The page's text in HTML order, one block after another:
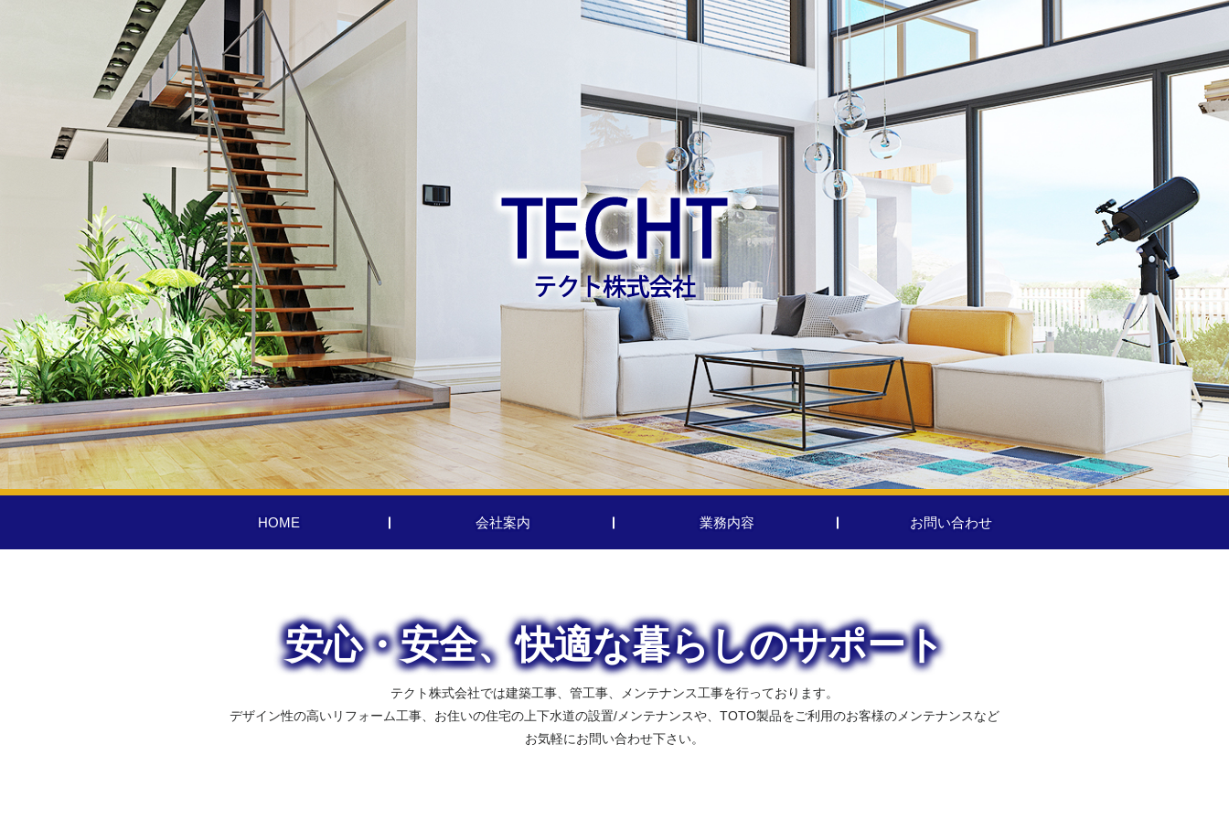
HOME 会社案内 業務内容 お問い合わせ
安心・安全、快適な暮らしのサポート
テクト株式会社では建築工事、管工事、メンテナンス工事を行っております。
デザイン性の高いリフォーム工事、お住いの住宅の上下水道の設置/メンテナンスや、TOTO製品をご利用のお客様のメンテナンスなど
お気軽にお問い合わせ下さい。